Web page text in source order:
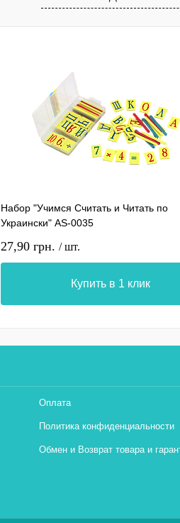
Набор "Учимся Считать и Читать по
Украински" AS-0035
27,90 грн. / шт.
Купить в 1 клик
Оплата
Политика конфиденциальности
Обмен и Возврат товара и